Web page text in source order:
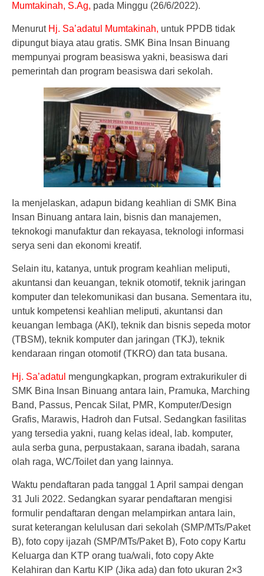
Mumtakinah, S.Ag, pada Minggu (26/6/2022).
Menurut Hj. Sa’adatul Mumtakinah, untuk PPDB tidak
dipungut biaya atau gratis. SMK Bina Insan Binuang
mempunyai program beasiswa yakni, beasiswa dari
pemerintah dan program beasiswa dari sekolah.
Ia menjelaskan, adapun bidang keahlian di SMK Bina
Insan Binuang antara lain, bisnis dan manajemen,
teknokogi manufaktur dan rekayasa, teknologi informasi
serya seni dan ekonomi kreatif.
Selain itu, katanya, untuk program keahlian meliputi,
akuntansi dan keuangan, teknik otomotif, teknik jaringan
komputer dan telekomunikasi dan busana. Sementara itu,
untuk kompetensi keahlian meliputi, akuntansi dan
keuangan lembaga (AKI), teknik dan bisnis sepeda motor
(TBSM), teknik komputer dan jaringan (TKJ), teknik
kendaraan ringan otomotif (TKRO) dan tata busana.
Hj. Sa’adatul mengungkapkan, program extrakurikuler di
SMK Bina Insan Binuang antara lain, Pramuka, Marching
Band, Passus, Pencak Silat, PMR, Komputer/Design
Grafis, Marawis, Hadroh dan Futsal. Sedangkan fasilitas
yang tersedia yakni, ruang kelas ideal, lab. komputer,
aula serba guna, perpustakaan, sarana ibadah, sarana
olah raga, WC/Toilet dan yang lainnya.
Waktu pendaftaran pada tanggal 1 April sampai dengan
31 Juli 2022. Sedangkan syarar pendaftaran mengisi
formulir pendaftaran dengan melampirkan antara lain,
surat keterangan kelulusan dari sekolah (SMP/MTs/Paket
B), foto copy ijazah (SMP/MTs/Paket B), Foto copy Kartu
Keluarga dan KTP orang tua/wali, foto copy Akte
Kelahiran dan Kartu KIP (Jika ada) dan foto ukuran 2×3